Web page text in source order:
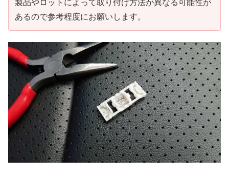
製品やロットによって取り付け方法が異なる可能性が
あるので参考程度にお願いします。